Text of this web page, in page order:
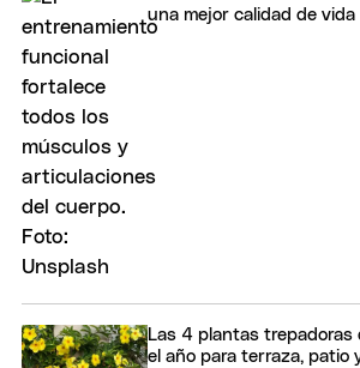
una mejor calidad de vida
Las 4 plantas trepadoras
el año para terraza, patio